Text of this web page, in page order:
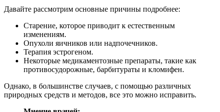
Давайте рассмотрим основные причины подробнее:
Старение, которое приводит к естественным
изменениям.
Опухоли яичников или надпочечников.
Терапия эстрогеном.
Некоторые медикаментозные препараты, такие как
противосудорожные, барбитураты и кломифен.
Однако, в большинстве случаев, с помощью различных
природных средств и методов, все это можно исправить.